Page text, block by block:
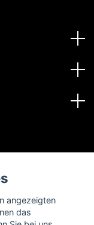
angezeigten
das